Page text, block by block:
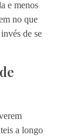
e menos
no que
de se
a longo